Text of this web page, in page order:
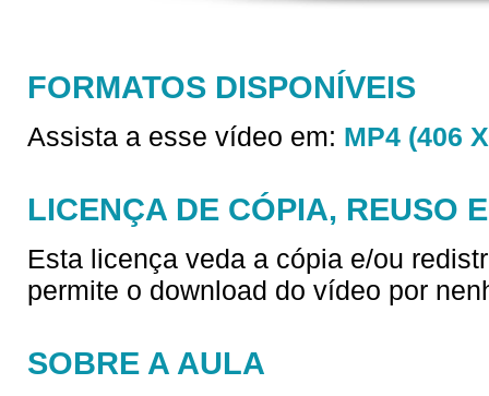
FORMATOS DISPONÍVEIS
Assista a esse vídeo em: MP4 (406
LICENÇA DE CÓPIA, REUSO
Esta licença veda a cópia e/ou
permite o download do vídeo por
SOBRE A AULA